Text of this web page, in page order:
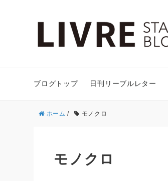
ブログトップ 日刊リーブルレター
ホーム / モノクロ
モノクロ